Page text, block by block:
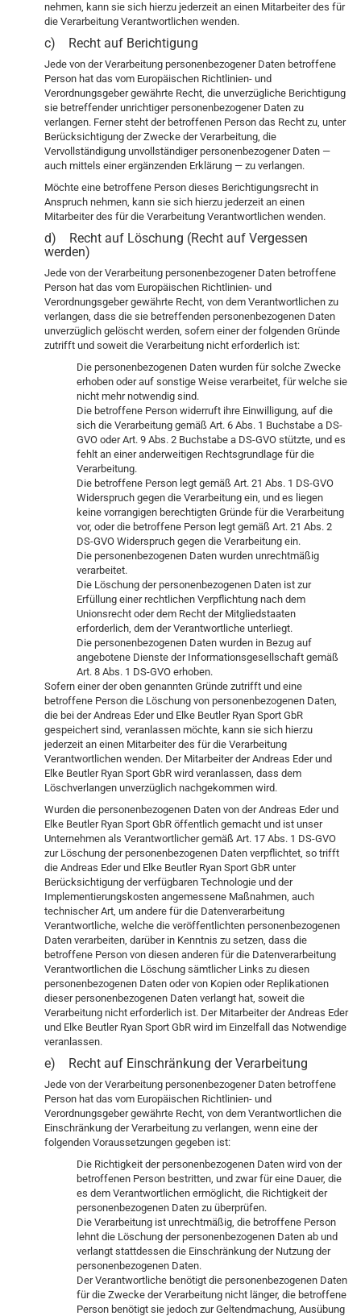
nehmen, kann sie sich hierzu jederzeit an einen Mitarbeiter des für
die Verarbeitung Verantwortlichen wenden.
c) Recht auf Berichtigung
Jede von der Verarbeitung personenbezogener Daten betroffene
Person hat das vom Europäischen Richtlinien- und
Verordnungsgeber gewährte Recht, die unverzügliche Berichtigung
sie betreffender unrichtiger personenbezogener Daten zu
verlangen. Ferner steht der betroffenen Person das Recht zu, unter
Berücksichtigung der Zwecke der Verarbeitung, die
Vervollständigung unvollständiger personenbezogener Daten —
auch mittels einer ergänzenden Erklärung — zu verlangen.
Möchte eine betroffene Person dieses Berichtigungsrecht in
Anspruch nehmen, kann sie sich hierzu jederzeit an einen
Mitarbeiter des für die Verarbeitung Verantwortlichen wenden.
d) Recht auf Löschung (Recht auf Vergessen
werden)
Jede von der Verarbeitung personenbezogener Daten betroffene
Person hat das vom Europäischen Richtlinien- und
Verordnungsgeber gewährte Recht, von dem Verantwortlichen zu
verlangen, dass die sie betreffenden personenbezogenen Daten
unverzüglich gelöscht werden, sofern einer der folgenden Gründe
zutrifft und soweit die Verarbeitung nicht erforderlich ist:
Die personenbezogenen Daten wurden für solche Zwecke
erhoben oder auf sonstige Weise verarbeitet, für welche sie
nicht mehr notwendig sind.
Die betroffene Person widerruft ihre Einwilligung, auf die
sich die Verarbeitung gemäß Art. 6 Abs. 1 Buchstabe a DS-
GVO oder Art. 9 Abs. 2 Buchstabe a DS-GVO stützte, und es
fehlt an einer anderweitigen Rechtsgrundlage für die
Verarbeitung.
Die betroffene Person legt gemäß Art. 21 Abs. 1 DS-GVO
Widerspruch gegen die Verarbeitung ein, und es liegen
keine vorrangigen berechtigten Gründe für die Verarbeitung
vor, oder die betroffene Person legt gemäß Art. 21 Abs. 2
DS-GVO Widerspruch gegen die Verarbeitung ein.
Die personenbezogenen Daten wurden unrechtmäßig
verarbeitet.
Die Löschung der personenbezogenen Daten ist zur
Erfüllung einer rechtlichen Verpflichtung nach dem
Unionsrecht oder dem Recht der Mitgliedstaaten
erforderlich, dem der Verantwortliche unterliegt.
Die personenbezogenen Daten wurden in Bezug auf
angebotene Dienste der Informationsgesellschaft gemäß
Art. 8 Abs. 1 DS-GVO erhoben.
Sofern einer der oben genannten Gründe zutrifft und eine
betroffene Person die Löschung von personenbezogenen Daten,
die bei der Andreas Eder und Elke Beutler Ryan Sport GbR
gespeichert sind, veranlassen möchte, kann sie sich hierzu
jederzeit an einen Mitarbeiter des für die Verarbeitung
Verantwortlichen wenden. Der Mitarbeiter der Andreas Eder und
Elke Beutler Ryan Sport GbR wird veranlassen, dass dem
Löschverlangen unverzüglich nachgekommen wird.
Wurden die personenbezogenen Daten von der Andreas Eder und
Elke Beutler Ryan Sport GbR öffentlich gemacht und ist unser
Unternehmen als Verantwortlicher gemäß Art. 17 Abs. 1 DS-GVO
zur Löschung der personenbezogenen Daten verpflichtet, so trifft
die Andreas Eder und Elke Beutler Ryan Sport GbR unter
Berücksichtigung der verfügbaren Technologie und der
Implementierungskosten angemessene Maßnahmen, auch
technischer Art, um andere für die Datenverarbeitung
Verantwortliche, welche die veröffentlichten personenbezogenen
Daten verarbeiten, darüber in Kenntnis zu setzen, dass die
betroffene Person von diesen anderen für die Datenverarbeitung
Verantwortlichen die Löschung sämtlicher Links zu diesen
personenbezogenen Daten oder von Kopien oder Replikationen
dieser personenbezogenen Daten verlangt hat, soweit die
Verarbeitung nicht erforderlich ist. Der Mitarbeiter der Andreas Eder
und Elke Beutler Ryan Sport GbR wird im Einzelfall das Notwendige
veranlassen.
e) Recht auf Einschränkung der Verarbeitung
Jede von der Verarbeitung personenbezogener Daten betroffene
Person hat das vom Europäischen Richtlinien- und
Verordnungsgeber gewährte Recht, von dem Verantwortlichen die
Einschränkung der Verarbeitung zu verlangen, wenn eine der
folgenden Voraussetzungen gegeben ist:
Die Richtigkeit der personenbezogenen Daten wird von der
betroffenen Person bestritten, und zwar für eine Dauer, die
es dem Verantwortlichen ermöglicht, die Richtigkeit der
personenbezogenen Daten zu überprüfen.
Die Verarbeitung ist unrechtmäßig, die betroffene Person
lehnt die Löschung der personenbezogenen Daten ab und
verlangt stattdessen die Einschränkung der Nutzung der
personenbezogenen Daten.
Der Verantwortliche benötigt die personenbezogenen Daten
für die Zwecke der Verarbeitung nicht länger, die betroffene
Person benötigt sie jedoch zur Geltendmachung, Ausübung